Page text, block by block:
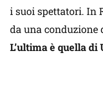
i suoi spettatori. In
da una conduzione
L’ultima è quella